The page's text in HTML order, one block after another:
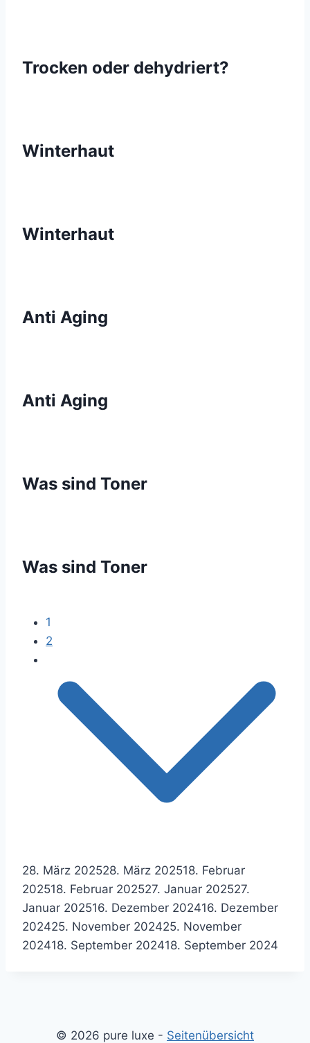
Trocken oder dehydriert?
Winterhaut
Winterhaut
Anti Aging
Anti Aging
Was sind Toner
Was sind Toner
1
2
28. März 202528. März 202518. Februar
202518. Februar 202527. Januar 202527.
Januar 202516. Dezember 202416. Dezember
202425. November 202425. November
202418. September 202418. September 2024
© 2026 pure luxe - Seitenübersicht